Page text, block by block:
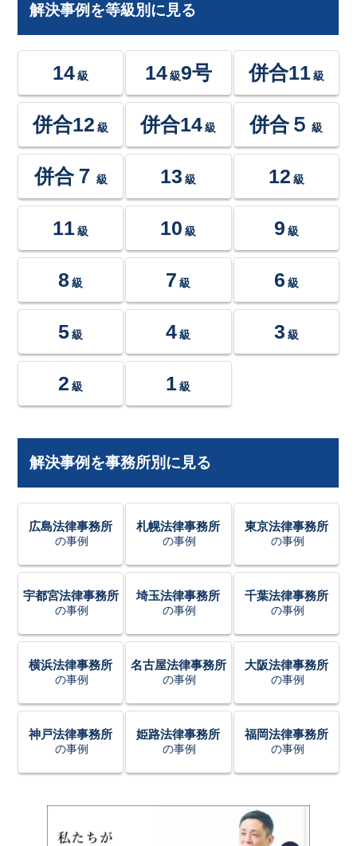
解決事例を等級別に見る
14 級 14級9号 併合11 級
併合12 級 併合14 級 併合５ 級
併合７ 級 13 級 12 級
11 級 10 級 9 級
8 級 7 級 6 級
5 級 4 級 3 級
2 級 1 級
解決事例を事務所別に見る
広島法律事務所
の事例
札幌法律事務所
の事例
東京法律事務所
の事例
宇都宮法律事務所
の事例
埼玉法律事務所
の事例
千葉法律事務所
の事例
横浜法律事務所
の事例
名古屋法律事務所
の事例
大阪法律事務所
の事例
神戸法律事務所
の事例
姫路法律事務所
の事例
福岡法律事務所
の事例